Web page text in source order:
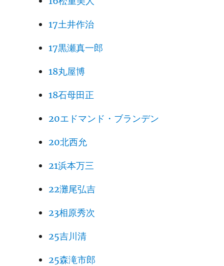
17土井作治
17黒瀬真一郎
18丸屋博
18石母田正
20エドマンド・ブランデン
20北西允
21浜本万三
22灘尾弘吉
23相原秀次
25吉川清
25森滝市郎